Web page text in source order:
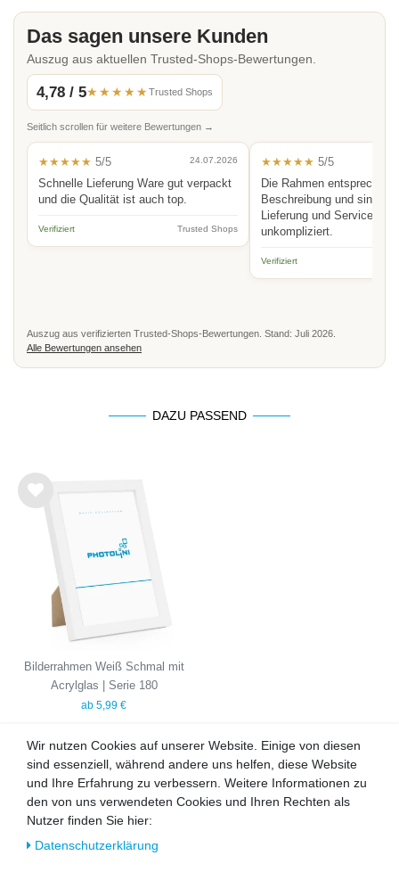
Das sagen unsere Kunden
Auszug aus aktuellen Trusted-Shops-Bewertungen.
4,78 / 5★★★★★ Trusted Shops
Seitlich scrollen für weitere Bewertungen →
★★★★★ 5/5 24.07.2026
Schnelle Lieferung Ware gut verpackt
und die Qualität ist auch top.
Verifiziert Trusted Shops
★★★★★ 5/5
Die Rahmen entsprechen
Beschreibung und sind
Lieferung und Service
unkompliziert.
Verifiziert
Auszug aus verifizierten Trusted-Shops-Bewertungen. Stand: Juli 2026.
Alle Bewertungen ansehen
DAZU PASSEND
Wu
Bilderrahmen Weiß Schmal mit
Acrylglas | Serie 180
ab 5,99 €
UNSERE TOPSELLER
Wir nutzen Cookies auf unserer Website. Einige von diesen
sind essenziell, während andere uns helfen, diese Website
und Ihre Erfahrung zu verbessern. Weitere Informationen zu
den von uns verwendeten Cookies und Ihren Rechten als
Nutzer finden Sie hier:
Daten­schutz­erklärung